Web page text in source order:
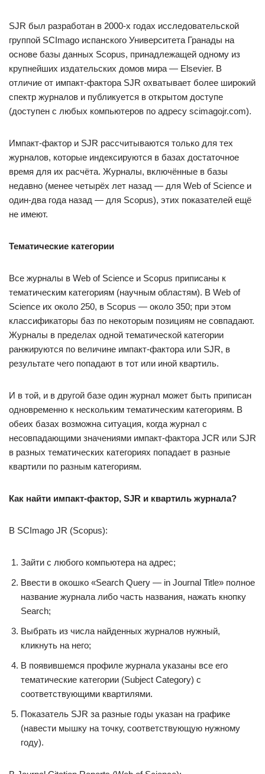
SJR был разработан в 2000-х годах исследовательской
группой SCImago испанского Университета Гранады на
основе базы данных Scopus, принадлежащей одному из
крупнейших издательских домов мира — Elsevier. В
отличие от импакт-фактора SJR охватывает более широкий
спектр журналов и публикуется в открытом доступе
(доступен с любых компьютеров по адресу scimagojr.com).
Импакт-фактор и SJR рассчитываются только для тех
журналов, которые индексируются в базах достаточное
время для их расчёта. Журналы, включённые в базы
недавно (менее четырёх лет назад — для Web of Science и
один-два года назад — для Scopus), этих показателей ещё
не имеют.
Тематические категории
Все журналы в Web of Science и Scopus приписаны к
тематическим категориям (научным областям). В Web of
Science их около 250, в Scopus — около 350; при этом
классификаторы баз по некоторым позициям не совпадают.
Журналы в пределах одной тематической категории
ранжируются по величине импакт-фактора или SJR, в
результате чего попадают в тот или иной квартиль.
И в той, и в другой базе один журнал может быть приписан
одновременно к нескольким тематическим категориям. В
обеих базах возможна ситуация, когда журнал с
несовпадающими значениями импакт-фактора JCR или SJR
в разных тематических категориях попадает в разные
квартили по разным категориям.
Как найти импакт-фактор, SJR и квартиль журнала?
В SCImago JR (Scopus):
Зайти с любого компьютера на адрес;
Ввести в окошко «Search Query — in Journal Title» полное
название журнала либо часть названия, нажать кнопку
Search;
Выбрать из числа найденных журналов нужный,
кликнуть на него;
В появившемся профиле журнала указаны все его
тематические категории (Subject Category) с
соответствующими квартилями.
Показатель SJR за разные годы указан на графике
(навести мышку на точку, соответствующую нужному
году).